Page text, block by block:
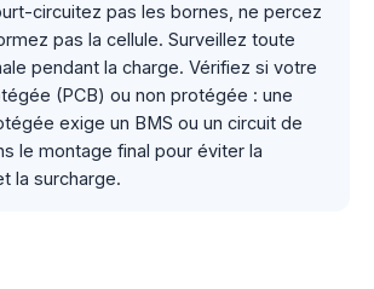
circuitez pas les bornes, ne percez
pas la cellule. Surveillez toute
pendant la charge. Vérifiez si votre
(PCB) ou non protégée : une
exige un BMS ou un circuit de
le montage final pour éviter la
la surcharge.